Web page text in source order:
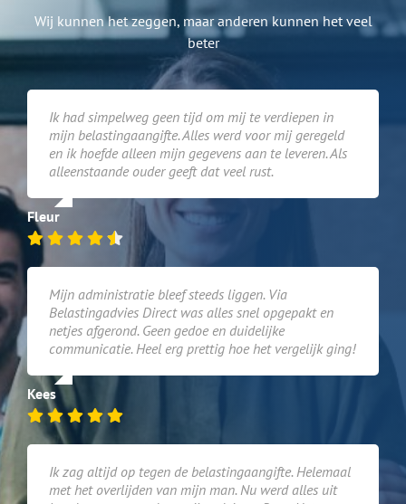
Wij kunnen het zeggen, maar anderen kunnen het veel
beter
Ik had simpelweg geen tijd om mij te verdiepen in
mijn belastingaangifte. Alles werd voor mij geregeld
en ik hoefde alleen mijn gegevens aan te leveren. Als
alleenstaande ouder geeft dat veel rust.
Fleur
Mijn administratie bleef steeds liggen. Via
Belastingadvies Direct was alles snel opgepakt en
netjes afgerond. Geen gedoe en duidelijke
communicatie. Heel erg prettig hoe het vergelijk ging!
Kees
Ik zag altijd op tegen de belastingaangifte. Helemaal
met het overlijden van mijn man. Nu werd alles uit